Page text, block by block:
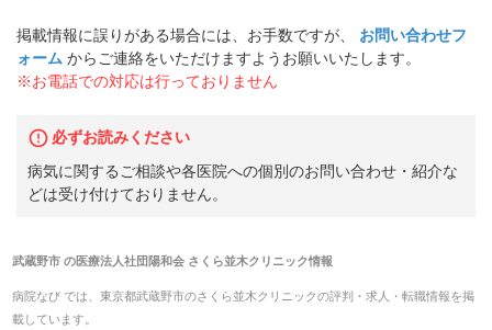
掲載情報に誤りがある場合には、お手数ですが、
お問い合わせフ
ォーム からご連絡をいただけますようお願いいたします。
※お電話での対応は行っておりません
必ずお読みください
病気に関するご相談や各医院への個別のお問い合わせ・紹介な
どは受け付けておりません。
武蔵野市の医療法人社団陽和会 さくら並木クリニック情報
病院なび では、 東京都武蔵野市のさくら並木クリニックの評判・求人・転職情報を掲
載しています。